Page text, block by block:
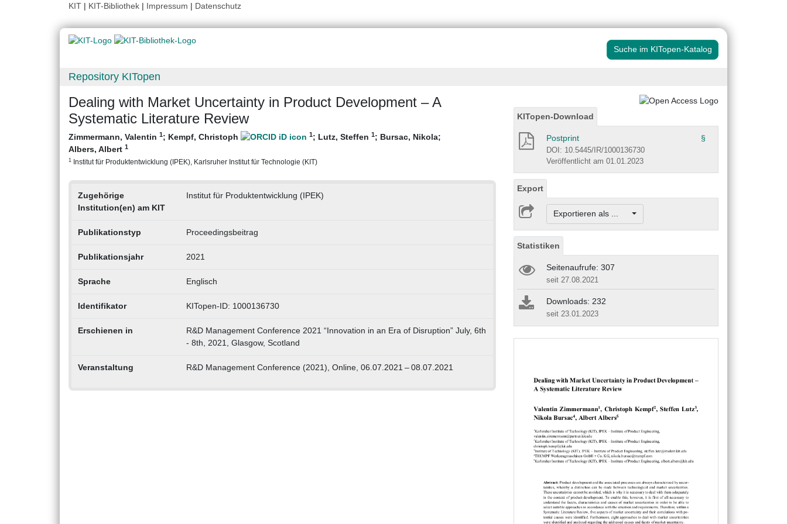
KIT | KIT-Bibliothek | Impressum | Datenschutz
Suche im KITopen-Katalog
Repository KITopen
Dealing with Market Uncertainty in Product Development – A
Systematic Literature Review
Zimmermann, Valentin 1; Kempf, Christoph 1; Lutz, Steffen 1; Bursac, Nikola;
Albers, Albert 1
1 Institut für Produktentwicklung (IPEK), Karlsruher Institut für Technologie (KIT)
Zugehörige
Institution(en) am KIT
Institut für Produktentwicklung (IPEK)
Publikationstyp Proceedingsbeitrag
Publikationsjahr 2021
Sprache Englisch
Identifikator KITopen-ID: 1000136730
Erschienen in
R&D Management Conference 2021 “Innovation in an Era of Disruption” July, 6th
- 8th, 2021, Glasgow, Scotland
Veranstaltung R&D Management Conference (2021), Online, 06.07.2021 – 08.07.2021
KITopen-Download
Postprint §
DOI: 10.5445/IR/1000136730
Veröffentlicht am 01.01.2023
Export
Exportieren als ...
Statistiken
Seitenaufrufe: 307
seit 27.08.2021
Downloads: 232
seit 23.01.2023